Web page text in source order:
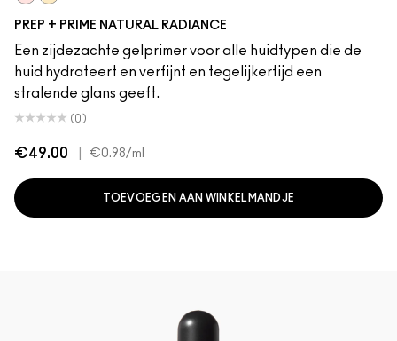
PREP + PRIME NATURAL RADIANCE
Een zijdezachte gelprimer voor alle huidtypen die de
huid hydrateert en verfijnt en tegelijkertijd een
stralende glans geeft.
(0)
€49.00 €0.98/ml
TOEVOEGEN AAN WINKELMANDJE